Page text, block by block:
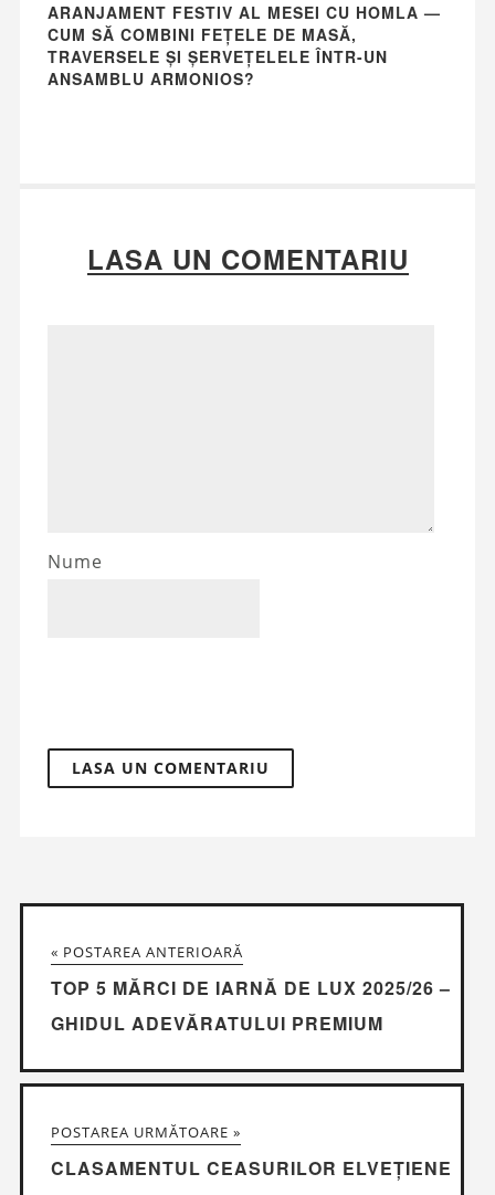
ARANJAMENT FESTIV AL MESEI CU HOMLA —
CUM SĂ COMBINI FEȚELE DE MASĂ,
TRAVERSELE ȘI ȘERVEȚELELE ÎNTR-UN
ANSAMBLU ARMONIOS?
LASA UN COMENTARIU
Nume
« POSTAREA ANTERIOARĂ
TOP 5 MĂRCI DE IARNĂ DE LUX 2025/26 –
GHIDUL ADEVĂRATULUI PREMIUM
POSTAREA URMĂTOARE »
CLASAMENTUL CEASURILOR ELVEȚIENE